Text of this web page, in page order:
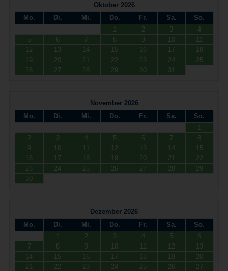
Oktober 2026
Mo.
Di. Mi. Do. Fr. Sa.
So.
1
2 3
4
5
6 7 8 9 10
11
12
13 14 15 16 17
18
19
20 21 22 23 24
25
26
27 28 29 30 31
November 2026
Mo.
Di. Mi. Do. Fr. Sa.
So.
1
2
3 4 5 6 7
8
9
10 11 12 13 14
15
16
17 18 19 20 21
22
23
24 25 26 27 28
29
30
Dezember 2026
Mo.
Di. Mi. Do. Fr. Sa.
So.
1
2 3 4 5
6
7
8 9 10 11 12
13
14
15 16 17 18 19
20
21
22 23 24 25 26
27